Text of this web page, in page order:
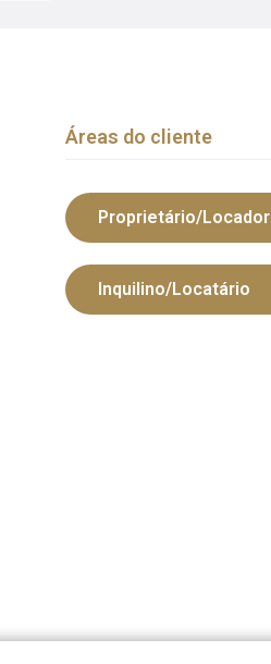
Áreas do cliente
Proprietário/Locador
Inquilino/Locatário